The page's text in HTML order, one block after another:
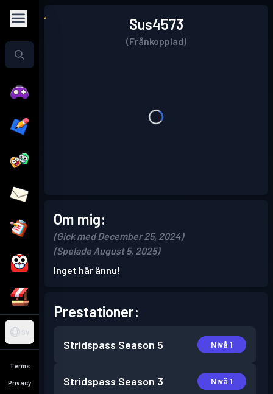
SV
Terms
Privacy
Sus4573
(Frånkopplad)
Om mig:
(Gick med December 25, 2024)
(Spelade August 5, 2025)
Inget här ännu!
Prestationer:
Stridspass Season 5 Nivå 1
Stridspass Season 3 Nivå 1